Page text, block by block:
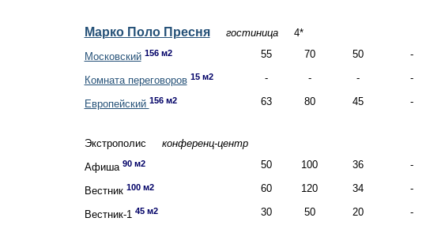
Марко Поло Пресня гостиница4*
Московский 156 м2 55 70 50 -
Комната переговоров 15 м2 - - - -
Европейский 156 м2 63 80 45 -
Экстрополис конференц-центр
Афиша 90 м2 50 100 36 -
Вестник 100 м2 60 120 34 -
Вестник-1 45 м2 30 50 20 -